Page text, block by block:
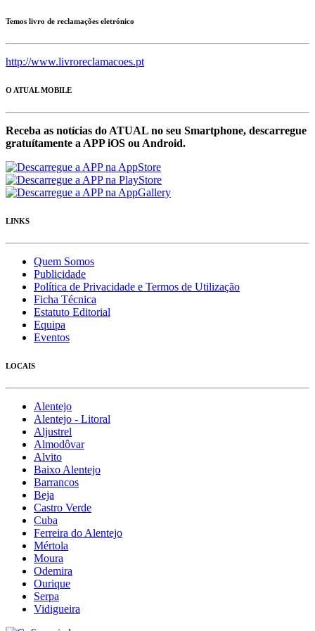
Temos livro de reclamações eletrónico
http://www.livroreclamacoes.pt
O ATUAL MOBILE
Receba as notícias do ATUAL no seu Smartphone, descarregue
gratuítamente a APP iOS ou Android.
LINKS
Quem Somos
Publicidade
Política de Privacidade e Termos de Utilização
Ficha Técnica
Estatuto Editorial
Equipa
Eventos
LOCAIS
Alentejo
Alentejo - Litoral
Aljustrel
Almodôvar
Alvito
Baixo Alentejo
Barrancos
Beja
Castro Verde
Cuba
Ferreira do Alentejo
Mértola
Moura
Odemira
Ourique
Serpa
Vidigueira